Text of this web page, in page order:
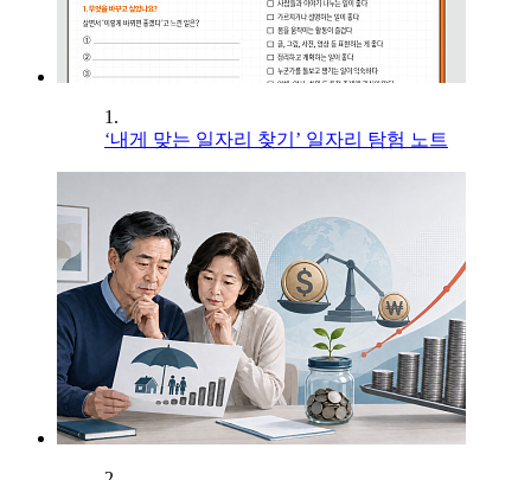
1.
‘내게 맞는 일자리 찾기’ 일자리 탐험 노트